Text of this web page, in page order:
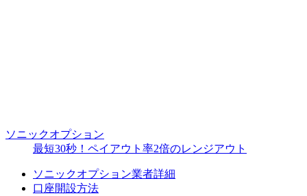
ソニックオプション
最短30秒！ペイアウト率2倍のレンジアウト
ソニックオプション業者詳細
口座開設方法